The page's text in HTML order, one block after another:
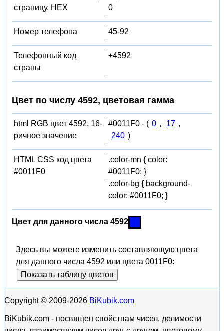
страницу, HEX
0
Номер телефона 45-92
Телефонный код
страны
+4592
Цвет по числу 4592, цветовая гамма
html RGB цвет 4592, 16-
ричное значение
#0011F0 - ( 0 , 17 ,
240 )
HTML CSS код цвета
#0011F0
.color-mn { color:
#0011F0; }
.color-bg { background-
color: #0011F0; }
Цвет для данного числа 4592
Здесь вы можете изменить составляющую цвета
для данного числа 4592 или цвета 0011F0:
Показать таблицу цветов
Copyright © 2009-2026 BiKubik.com
BiKubik.com - посвящен свойствам чисел, делимости